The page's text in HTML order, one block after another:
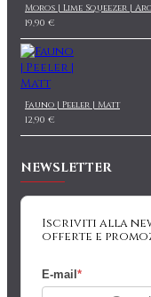
Moros | Lime Squeezer |
19,90 €
Fauno | Peeler | Matt
12,90 €
NEWSLETTER
Iscriviti alla
offerte e
E-mail *